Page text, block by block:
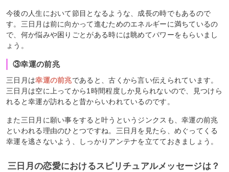
今後の人生において節目となるような、成長の時でもあるので
す。三日月は前に向かって進むためのエネルギーに満ちているの
で、何か悩みや困りごとがある時には眺めてパワーをもらいまし
ょう。
③幸運の前兆
三日月は幸運の前兆であると、古くから言い伝えられています。
三日月は空に上ってから1時間程度しか見られないので、見つけら
れると幸運が訪れると昔からいわれているのです。
また三日月に願い事をすると叶うというジンクスも、幸運の前兆
といわれる理由のひとつですね。三日月を見たら、めぐってくる
幸運を逃さないよう、しっかりアンテナを立てておきましょう。
三日月の恋愛におけるスピリチュアルメッセージは？